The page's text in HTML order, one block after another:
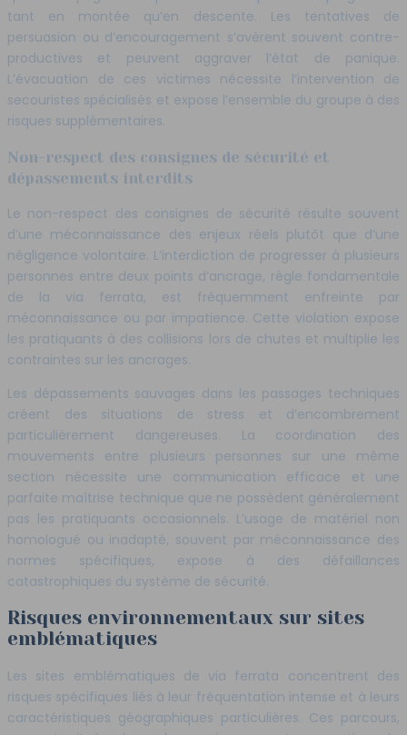
tant en montée qu’en descente. Les tentatives de
persuasion ou d’encouragement s’avèrent souvent contre-
productives et peuvent aggraver l’état de panique.
L’évacuation de ces victimes nécessite l’intervention de
secouristes spécialisés et expose l’ensemble du groupe à des
risques supplémentaires.
Non-respect des consignes de sécurité et
dépassements interdits
Le non-respect des consignes de sécurité résulte souvent
d’une méconnaissance des enjeux réels plutôt que d’une
négligence volontaire. L’interdiction de progresser à plusieurs
personnes entre deux points d’ancrage, règle fondamentale
de la via ferrata, est fréquemment enfreinte par
méconnaissance ou par impatience. Cette violation expose
les pratiquants à des collisions lors de chutes et multiplie les
contraintes sur les ancrages.
Les dépassements sauvages dans les passages techniques
créent des situations de stress et d’encombrement
particulièrement dangereuses. La coordination des
mouvements entre plusieurs personnes sur une même
section nécessite une communication efficace et une
parfaite maîtrise technique que ne possèdent généralement
pas les pratiquants occasionnels. L’usage de matériel non
homologué ou inadapté, souvent par méconnaissance des
normes spécifiques, expose à des défaillances
catastrophiques du système de sécurité.
Risques environnementaux sur sites
emblématiques
Les sites emblématiques de via ferrata concentrent des
risques spécifiques liés à leur fréquentation intense et à leurs
caractéristiques géographiques particulières. Ces parcours,